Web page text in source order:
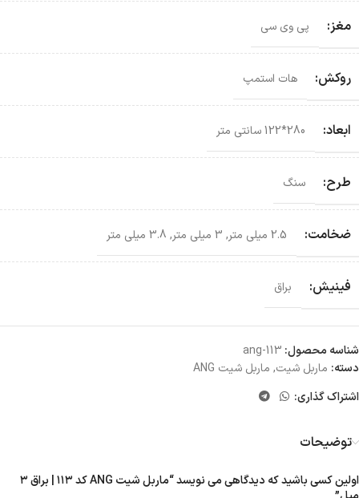
مغز: پی وی سی
روکش: هات استمپ
ابعاد: 280*122 سانتی‌ متر
طرح: سنگ
ضخامت: 2.5 میلی متر , 3 میلی متر , 3.8 میلی متر
فینیش: براق
شناسه محصول: ang-113
دسته: ماربل شیت, ماربل شیت ANG
اشتراک گذاری:
توضیحات
اولین کسی باشید که دیدگاهی می نویسد “ماربل شیت ANG کد ۱۱۳ | براق ۳